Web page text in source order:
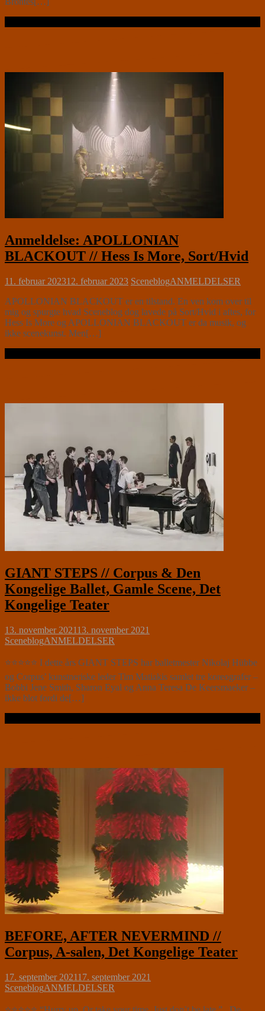
Anmeldelse: APOLLONIAN
BLACKOUT // Hess Is More, Sort/Hvid
11. februar 202312. februar 2023 SceneblogANMELDELSER
APOLLONIAN BLACKOUT er en tilstand. En ven kom over til
mig og spurgte hvad Sceneblog dog lavede på Sort/Hvid i aftes, for
Hess Is More og APOLLONIAN BLACKOUT er da musik, og
ikke scenekunst. Men[…]
GIANT STEPS // Corpus & Den
Kongelige Ballet, Gamle Scene, Det
Kongelige Teater
13. november 202113. november 2021
SceneblogANMELDELSER
⭐⭐⭐⭐⭐ I dette års GIANT STEPS har balletmester Nikolaj Hübbe
og Corpus’ kunstneriske leder Tim Matiakis samlet tre koreografer –
Bobbi Jene Smith, Sharon Eyal og Anna Teresa De Keersmaeker –
ikke blot fordi de[…]
BEFORE, AFTER NEVERMIND //
Corpus, A-salen, Det Kongelige Teater
17. september 202117. september 2021
SceneblogANMELDELSER